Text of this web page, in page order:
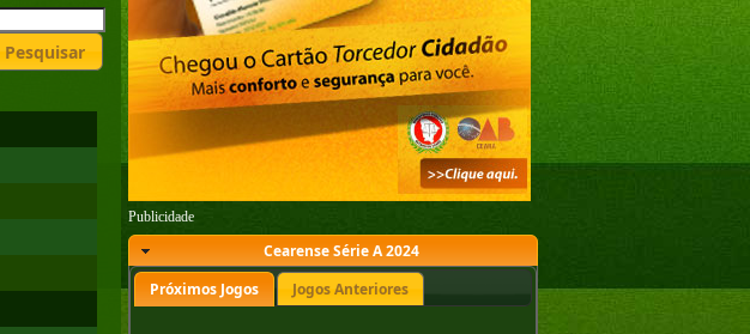
Pesquisar
Publicidade
Cearense Série A 2024
Próximos Jogos
Jogos Anteriores